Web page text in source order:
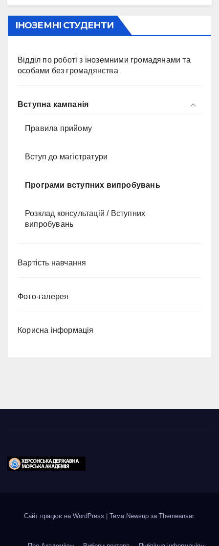
ІНОЗЕМНІ СТУДЕНТИ
Відділ по роботі з іноземними громадянами та
особами без громадянства
Вступна кампанія
Правила прийому
Вступ до магістратури
Програми вступних випробувань
Розклад консультацій / Вступних
випробувань
Вартість навчання
Фото-галерея
Корисна інформація
Сайт працює на WordPress Тема:Newsup за Themeansar.